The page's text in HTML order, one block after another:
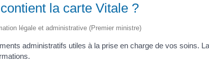
la carte Vitale ?
légale et administrative (Premier ministre)
administratifs utiles à la prise en charge de vos soins.